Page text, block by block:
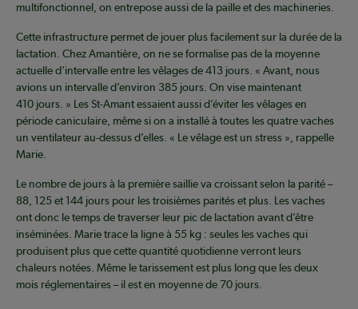
multifonctionnel, on entrepose aussi de la paille et des machineries.
Cette infrastructure permet de jouer plus facilement sur la durée de la
lactation. Chez Amantière, on ne se formalise pas de la moyenne
actuelle d’intervalle entre les vêlages de 413 jours. « Avant, nous
avions un intervalle d’environ 385 jours. On vise maintenant
410 jours. » Les St-Amant essaient aussi d’éviter les vêlages en
période caniculaire, même si on a installé à toutes les quatre vaches
un ventilateur au-dessus d’elles. « Le vêlage est un stress », rappelle
Marie.
Le nombre de jours à la première saillie va croissant selon la parité –
88, 125 et 144 jours pour les troisièmes parités et plus. Les vaches
ont donc le temps de traverser leur pic de lactation avant d’être
inséminées. Marie trace la ligne à 55 kg : seules les vaches qui
produisent plus que cette quantité quotidienne verront leurs
chaleurs notées. Même le tarissement est plus long que les deux
mois réglementaires – il est en moyenne de 70 jours.